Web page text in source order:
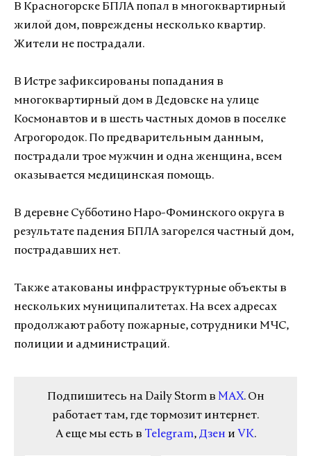
В Красногорске БПЛА попал в многоквартирный
жилой дом, повреждены несколько квартир.
Жители не пострадали.
В Истре зафиксированы попадания в
многоквартирный дом в Дедовске на улице
Космонавтов и в шесть частных домов в поселке
Агрогородок. По предварительным данным,
пострадали трое мужчин и одна женщина, всем
оказывается медицинская помощь.
В деревне Субботино Наро-Фоминского округа в
результате падения БПЛА загорелся частный дом,
пострадавших нет.
Также атакованы инфраструктурные объекты в
нескольких муниципалитетах. На всех адресах
продолжают работу пожарные, сотрудники МЧС,
полиции и администраций.
Подпишитесь на Daily Storm в MAX. Он
работает там, где тормозит интернет.
А еще мы есть в Telegram, Дзен и VK.